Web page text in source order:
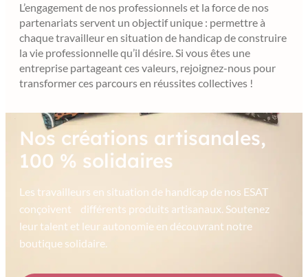
L’engagement de nos professionnels et la force de nos
partenariats servent un objectif unique : permettre à
chaque travailleur en situation de handicap de construire
la vie professionnelle qu’il désire. Si vous êtes une
entreprise partageant ces valeurs, rejoignez-nous pour
transformer ces parcours en réussites collectives !
Nos créations artisanales,
100 % solidaires
Les travailleurs en situation de handicap de nos ESAT
conçoivent différents produits artisanaux. Soutenez
leur talent et leur autonomie en découvrant notre
boutique solidaire.